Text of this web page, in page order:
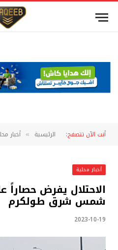
أنت الآن تتصفح: الرئيسية » أخبار
أخبار محلية
الاحتلال يفرض حصاراً
شمس شرق طولكرم
2023-10-19